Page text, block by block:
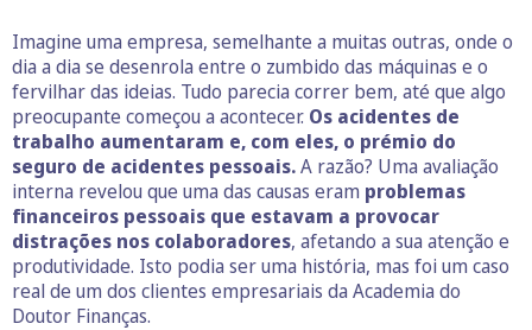
Imagine uma empresa, semelhante a muitas outras, onde o
dia a dia se desenrola entre o zumbido das máquinas e o
fervilhar das ideias. Tudo parecia correr bem, até que algo
preocupante começou a acontecer. Os acidentes de
trabalho aumentaram e, com eles, o prémio do
seguro de acidentes pessoais.A razão? Uma avaliação
interna revelou que uma das causas eram problemas
financeiros pessoais que estavam a provocar
distrações nos colaboradores, afetando a sua atenção e
produtividade. Isto podia ser uma história, mas foi um caso
real de um dos clientes empresariais da Academia do
Doutor Finanças.